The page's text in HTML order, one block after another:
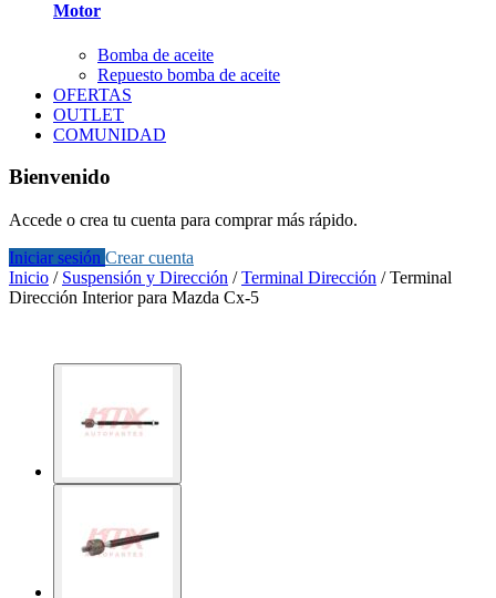
Motor
Bomba de aceite
Repuesto bomba de aceite
OFERTAS
OUTLET
COMUNIDAD
Bienvenido
Accede o crea tu cuenta para comprar más rápido.
Iniciar sesión Crear cuenta
Inicio / Suspensión y Dirección /Terminal Dirección /Terminal
Dirección Interior para Mazda Cx-5